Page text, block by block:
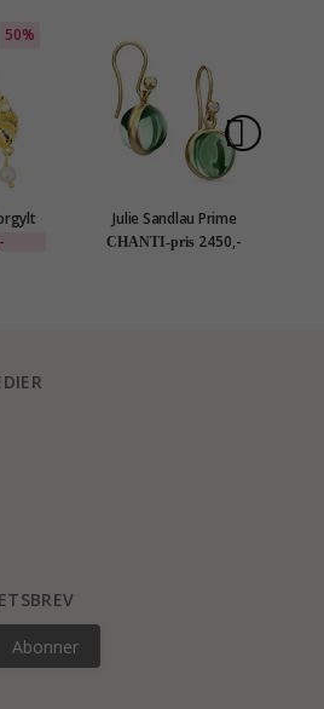
50%
Julie Sandlau Prime
lysegrønne øredobber i
forgylt sølv
CHANTI-pris 2450,-
Abonner